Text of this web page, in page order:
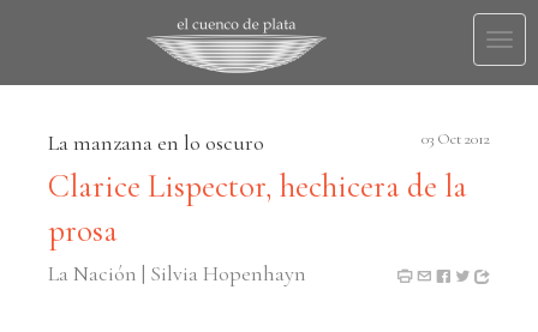
La manzana en lo oscuro 03 Oct 2012
Clarice Lispector, hechicera de la
prosa
La Nación | Silvia Hopenhayn